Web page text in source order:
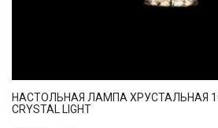
НАСТОЛЬНАЯ ЛАМПА ХРУСТАЛЬНАЯ
CRYSTAL LIGHT